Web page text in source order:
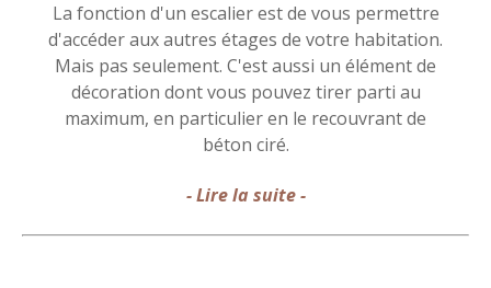
La fonction d'un escalier est de vous permettre
d'accéder aux autres étages de votre habitation.
Mais pas seulement. C'est aussi un élément de
décoration dont vous pouvez tirer parti au
maximum, en particulier en le recouvrant de
béton ciré.
- Lire la suite -